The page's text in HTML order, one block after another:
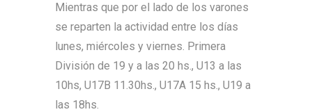
Mientras que por el lado de los varones
se reparten la actividad entre los días
lunes, miércoles y viernes. Primera
División de 19 y a las 20 hs., U13 a las
10hs, U17B 11.30hs., U17A 15 hs., U19 a
las 18hs.